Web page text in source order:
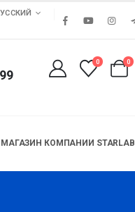
0 0
КОМПАНИИ STARLAB